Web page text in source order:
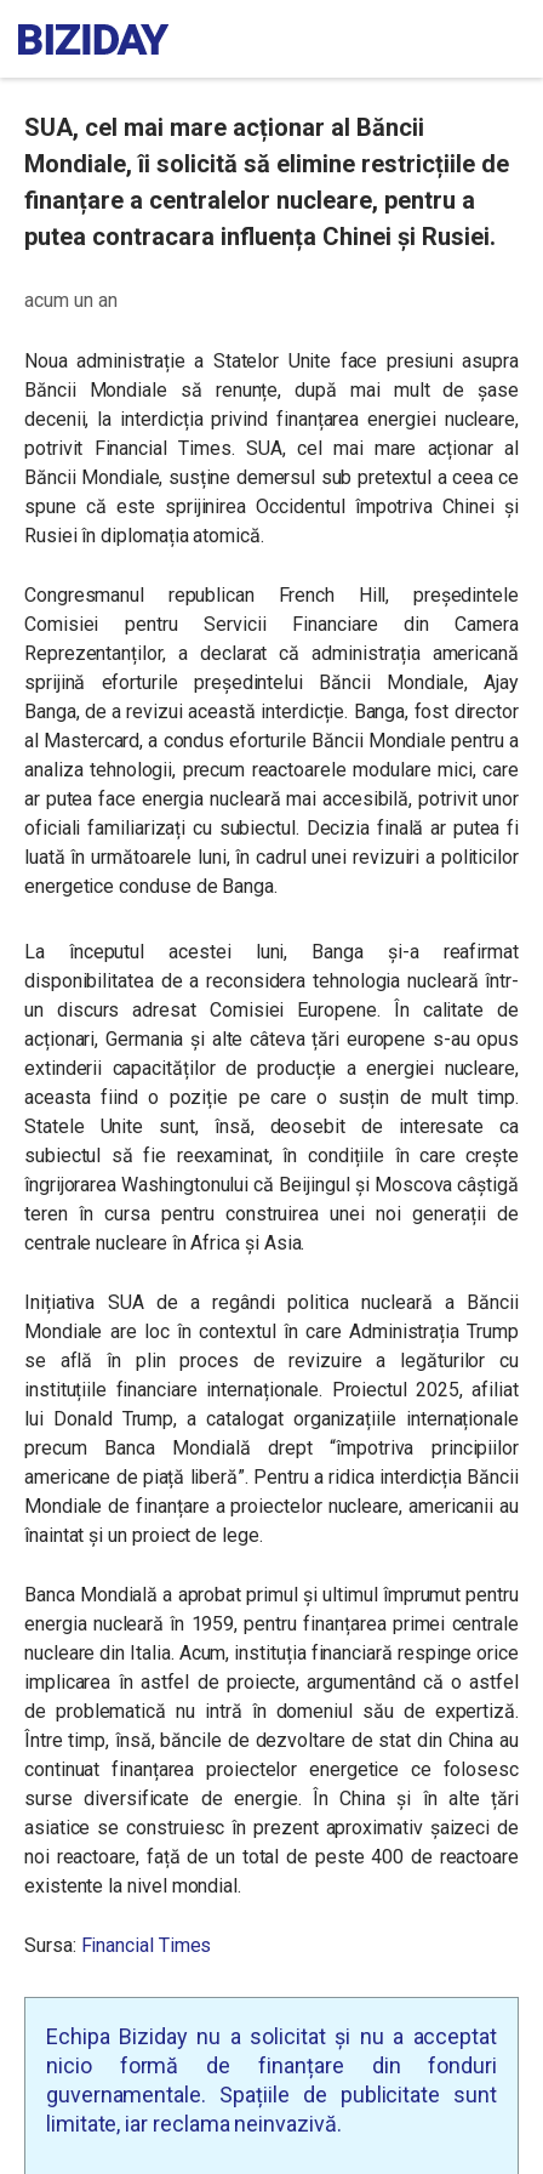
SUA, cel mai mare acționar al Băncii
Mondiale, îi solicită să elimine restricțiile de
finanțare a centralelor nucleare, pentru a
putea contracara influența Chinei și Rusiei.
acum un an
Noua administrație a Statelor Unite face presiuni asupra
Băncii Mondiale să renunțe, după mai mult de șase
decenii, la interdicția privind finanțarea energiei nucleare,
potrivit Financial Times. SUA, cel mai mare acționar al
Băncii Mondiale, susține demersul sub pretextul a ceea ce
spune că este sprijinirea Occidentul împotriva Chinei și
Rusiei în diplomația atomică.
Congresmanul republican French Hill, președintele
Comisiei pentru Servicii Financiare din Camera
Reprezentanților, a declarat că administrația americană
sprijină eforturile președintelui Băncii Mondiale, Ajay
Banga, de a revizui această interdicție. Banga, fost director
al Mastercard, a condus eforturile Băncii Mondiale pentru a
analiza tehnologii, precum reactoarele modulare mici, care
ar putea face energia nucleară mai accesibilă, potrivit unor
oficiali familiarizați cu subiectul. Decizia finală ar putea fi
luată în următoarele luni, în cadrul unei revizuiri a politicilor
energetice conduse de Banga.
La începutul acestei luni, Banga și-a reafirmat
disponibilitatea de a reconsidera tehnologia nucleară într-
un discurs adresat Comisiei Europene. În calitate de
acționari, Germania și alte câteva țări europene s-au opus
extinderii capacităților de producție a energiei nucleare,
aceasta fiind o poziție pe care o susțin de mult timp.
Statele Unite sunt, însă, deosebit de interesate ca
subiectul să fie reexaminat, în condițiile în care crește
îngrijorarea Washingtonului că Beijingul și Moscova câștigă
teren în cursa pentru construirea unei noi generații de
centrale nucleare în Africa și Asia.
Inițiativa SUA de a regândi politica nucleară a Băncii
Mondiale are loc în contextul în care Administrația Trump
se află în plin proces de revizuire a legăturilor cu
instituțiile financiare internaționale. Proiectul 2025, afiliat
lui Donald Trump, a catalogat organizațiile internaționale
precum Banca Mondială drept “împotriva principiilor
americane de piață liberă”. Pentru a ridica interdicția Băncii
Mondiale de finanțare a proiectelor nucleare, americanii au
înaintat și un proiect de lege.
Banca Mondială a aprobat primul și ultimul împrumut pentru
energia nucleară în 1959, pentru finanțarea primei centrale
nucleare din Italia. Acum, instituția financiară respinge orice
implicarea în astfel de proiecte, argumentând că o astfel
de problematică nu intră în domeniul său de expertiză.
Între timp, însă, băncile de dezvoltare de stat din China au
continuat finanțarea proiectelor energetice ce folosesc
surse diversificate de energie. În China și în alte țări
asiatice se construiesc în prezent aproximativ șaizeci de
noi reactoare, față de un total de peste 400 de reactoare
existente la nivel mondial.
Sursa: Financial Times
Echipa Biziday nu a solicitat și nu a acceptat
nicio formă de finanțare din fonduri
guvernamentale. Spațiile de publicitate sunt
limitate, iar reclama neinvazivă.